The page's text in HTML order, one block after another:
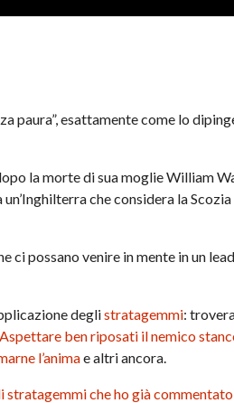
paura”, esattamente come lo
la morte di sua moglie William
che considera la
ci possano venire in mente in un
deglistratagemmi:
Aspettare ben riposati il nemico
l’animae altri ancora.
stratagemmi che ho già commentato